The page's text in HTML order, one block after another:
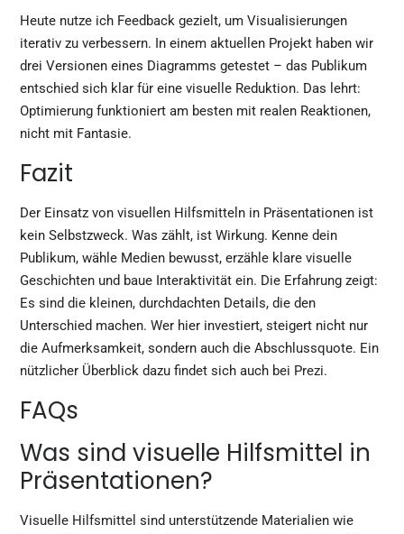
Heute nutze ich Feedback gezielt, um Visualisierungen
iterativ zu verbessern. In einem aktuellen Projekt haben wir
drei Versionen eines Diagramms getestet – das Publikum
entschied sich klar für eine visuelle Reduktion. Das lehrt:
Optimierung funktioniert am besten mit realen Reaktionen,
nicht mit Fantasie.
Fazit
Der Einsatz von visuellen Hilfsmitteln in Präsentationen ist
kein Selbstzweck. Was zählt, ist Wirkung. Kenne dein
Publikum, wähle Medien bewusst, erzähle klare visuelle
Geschichten und baue Interaktivität ein. Die Erfahrung zeigt:
Es sind die kleinen, durchdachten Details, die den
Unterschied machen. Wer hier investiert, steigert nicht nur
die Aufmerksamkeit, sondern auch die Abschlussquote. Ein
nützlicher Überblick dazu findet sich auch bei Prezi.
FAQs
Was sind visuelle Hilfsmittel in
Präsentationen?
Visuelle Hilfsmittel sind unterstützende Materialien wie